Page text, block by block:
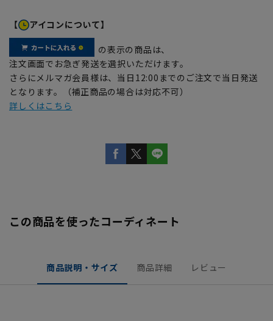
【 アイコンについて】
の表示の商品は、
注文画面でお急ぎ発送を選択いただけます。
さらにメルマガ会員様は、当日12:00までのご注文で当日発送
となります。（補正商品の場合は対応不可）
詳しくはこちら
この商品を使ったコーディネート
商品説明・サイズ 商品詳細 レビュー